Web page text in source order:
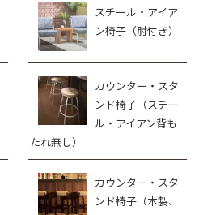
スチール・アイア
ン椅子（肘付き）
カウンター・スタ
ンド椅子（スチー
ル・アイアン背も
たれ無し）
カウンター・スタ
ンド椅子（木製、